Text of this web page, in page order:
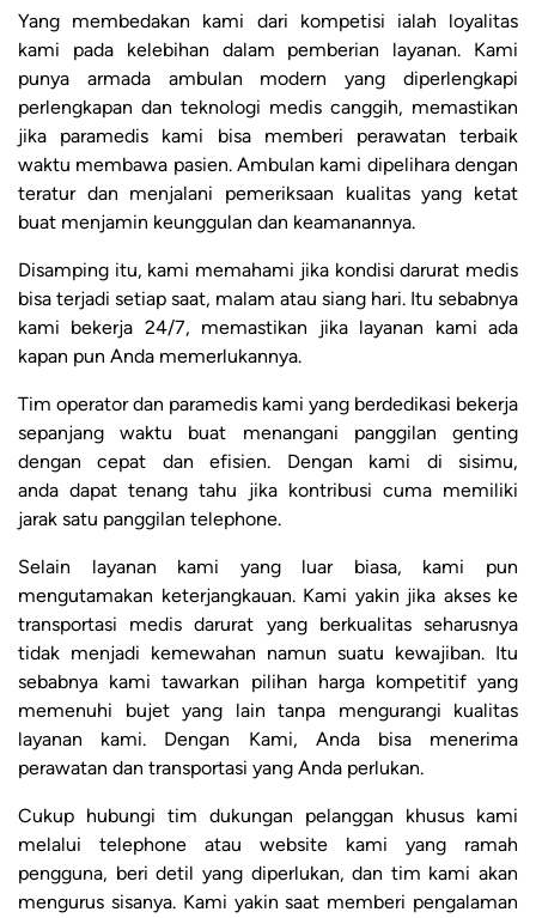
Yang membedakan kami dari kompetisi ialah loyalitas
kami pada kelebihan dalam pemberian layanan. Kami
punya armada ambulan modern yang diperlengkapi
perlengkapan dan teknologi medis canggih, memastikan
jika paramedis kami bisa memberi perawatan terbaik
waktu membawa pasien. Ambulan kami dipelihara dengan
teratur dan menjalani pemeriksaan kualitas yang ketat
buat menjamin keunggulan dan keamanannya.
Disamping itu, kami memahami jika kondisi darurat medis
bisa terjadi setiap saat, malam atau siang hari. Itu sebabnya
kami bekerja 24/7, memastikan jika layanan kami ada
kapan pun Anda memerlukannya.
Tim operator dan paramedis kami yang berdedikasi bekerja
sepanjang waktu buat menangani panggilan genting
dengan cepat dan efisien. Dengan kami di sisimu,
anda dapat tenang tahu jika kontribusi cuma memiliki
jarak satu panggilan telephone.
Selain layanan kami yang luar biasa, kami pun
mengutamakan keterjangkauan. Kami yakin jika akses ke
transportasi medis darurat yang berkualitas seharusnya
tidak menjadi kemewahan namun suatu kewajiban. Itu
sebabnya kami tawarkan pilihan harga kompetitif yang
memenuhi bujet yang lain tanpa mengurangi kualitas
layanan kami. Dengan Kami, Anda bisa menerima
perawatan dan transportasi yang Anda perlukan.
Cukup hubungi tim dukungan pelanggan khusus kami
melalui telephone atau website kami yang ramah
pengguna, beri detil yang diperlukan, dan tim kami akan
mengurus sisanya. Kami yakin saat memberi pengalaman